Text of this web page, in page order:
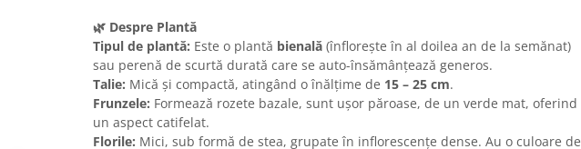
🌿 Despre Plantă
Tipul de plantă: Este o plantă bienală (înflorește în al doilea an de la semănat)
sau perenă de scurtă durată care se auto-însămânțează generos.
Talie: Mică și compactă, atingând o înălțime de 15 – 25 cm.
Frunzele: Formează rozete bazale, sunt ușor păroase, de un verde mat, oferind
un aspect catifelat.
Florile: Mici, sub formă de stea, grupate în inflorescențe dense. Au o culoare de